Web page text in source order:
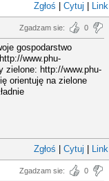
Zgłoś Cytuj Link
Zgadzam sie: 0
gospodarstwo
www.phu-
zielone: http://www.phu-
orientuję na zielone
Zgłoś Cytuj Link
Zgadzam sie: 0